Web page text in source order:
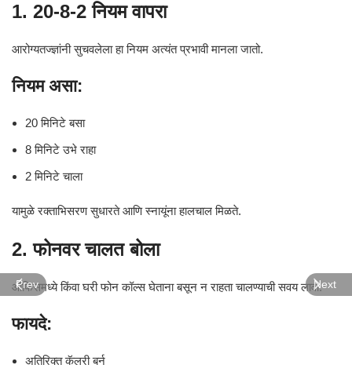
1. 20-8-2 नियम वापरा
आरोग्यतज्ज्ञांनी सुचवलेला हा नियम अत्यंत प्रभावी मानला जातो.
नियम असा:
20 मिनिटे बसा
8 मिनिटे उभे राहा
2 मिनिटे चाला
यामुळे रक्ताभिसरण सुधारते आणि स्नायूंना हालचाल मिळते.
2. फोनवर चालत बोला
ऑफिसमध्ये किंवा घरी फोन कॉल्स घेताना बसून न राहता चालण्याची सवय लावा.
फायदे:
अतिरिक्त कॅलरी बर्न
Prev Next